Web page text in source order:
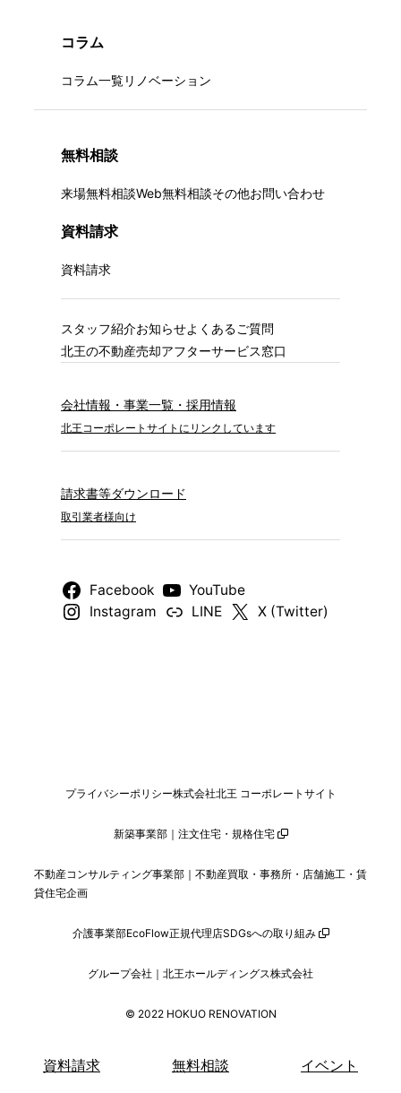
コラム
コラム一覧リノベーション
無料相談
来場無料相談Web無料相談その他お問い合わせ
資料請求
資料請求
スタッフ紹介お知らせよくあるご質問
北王の不動産売却アフターサービス窓口
会社情報・事業一覧・採用情報
北王コーポレートサイトにリンクしています
請求書等ダウンロード
取引業者様向け
Facebook
YouTube
Instagram
LINE X (Twitter)
プライバシーポリシー株式会社北王 コーポレートサイト
新築事業部｜注文住宅・規格住宅
不動産コンサルティング事業部｜不動産買取・事務所・店舗施工・賃
貸住宅企画
介護事業部EcoFlow正規代理店SDGsへの取り組み
グループ会社｜北王ホールディングス株式会社
© 2022 HOKUO RENOVATION
資料請求 無料相談 イベント